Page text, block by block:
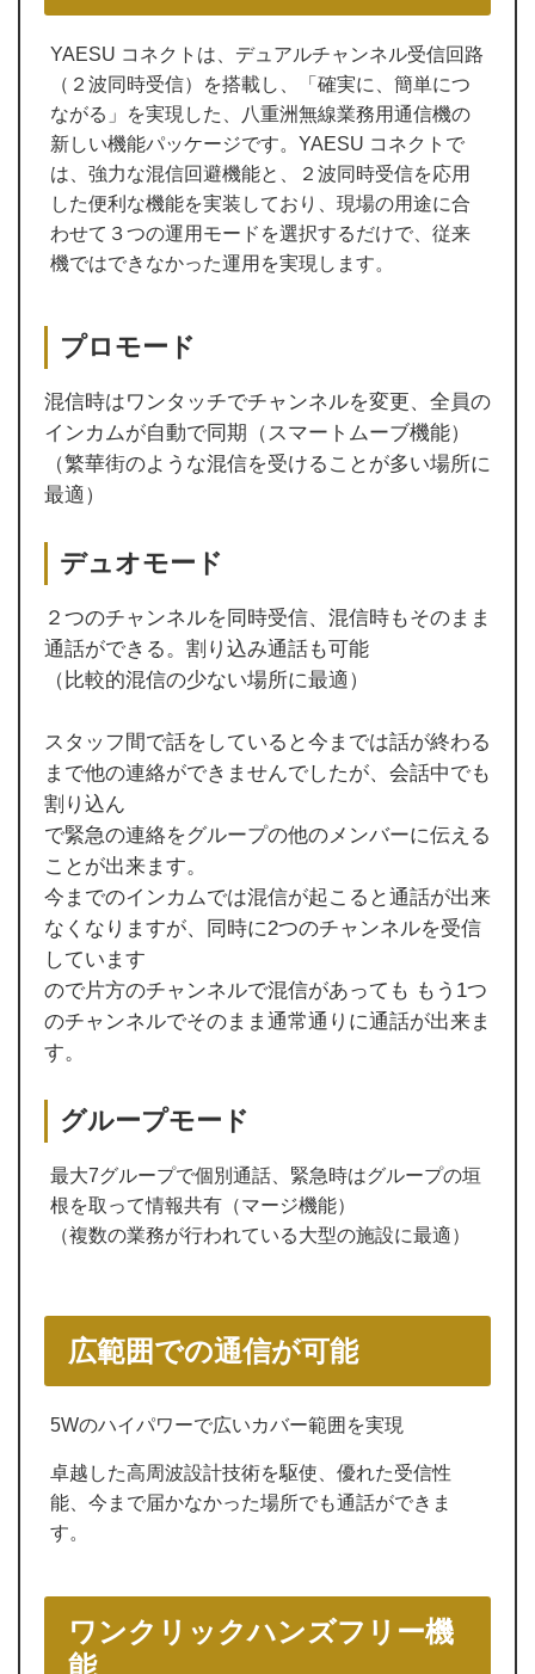
YAESU コネクトは、デュアルチャンネル受信回路
（２波同時受信）を搭載し、「確実に、簡単につ
ながる」を実現した、八重洲無線業務用通信機の
新しい機能パッケージです。YAESU コネクトで
は、強力な混信回避機能と、２波同時受信を応用
した便利な機能を実装しており、現場の用途に合
わせて３つの運用モードを選択するだけで、従来
機ではできなかった運用を実現します。
プロモード
混信時はワンタッチでチャンネルを変更、全員の
インカムが自動で同期（スマートムーブ機能）
（繁華街のような混信を受けることが多い場所に
最適）
デュオモード
２つのチャンネルを同時受信、混信時もそのまま
通話ができる。割り込み通話も可能
（比較的混信の少ない場所に最適）
スタッフ間で話をしていると今までは話が終わる
まで他の連絡ができませんでしたが、会話中でも
割り込ん
で緊急の連絡をグループの他のメンバーに伝える
ことが出来ます。
今までのインカムでは混信が起こると通話が出来
なくなりますが、同時に2つのチャンネルを受信
しています
ので片方のチャンネルで混信があっても もう1つ
のチャンネルでそのまま通常通りに通話が出来ま
す。
グループモード
最大7グループで個別通話、緊急時はグループの垣
根を取って情報共有（マージ機能）
（複数の業務が行われている大型の施設に最適）
広範囲での通信が可能
5Wのハイパワーで広いカバー範囲を実現
卓越した高周波設計技術を駆使、優れた受信性
能、今まで届かなかった場所でも通話ができま
す。
ワンクリックハンズフリー機
能